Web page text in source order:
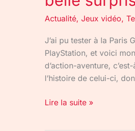
Actualité, Jeux vidéo,
J’ai pu tester à la Paris
PlayStation, et voici
d’action-aventure,
l’histoire de celui-ci,
Lire la suite »